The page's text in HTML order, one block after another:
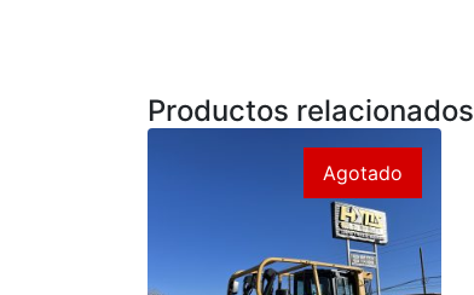
Productos relacionados
Agotado